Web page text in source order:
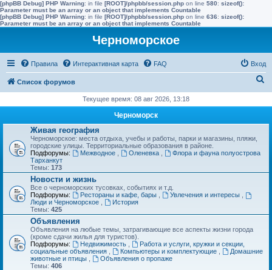
[phpBB Debug] PHP Warning: in file [ROOT]/phpbb/session.php on line 580: sizeof():
Parameter must be an array or an object that implements Countable
[phpBB Debug] PHP Warning: in file [ROOT]/phpbb/session.php on line 636: sizeof():
Parameter must be an array or an object that implements Countable
Черноморское
Правила Интерактивная карта FAQ Вход
Список форумов
с
Текущее время: 08 авг 2026, 13:18
Черноморск
Живая география
Черноморское: места отдыха, учебы и работы, парки и магазины, пляжи,
городские улицы. Территориальные образования в районе.
Подфорумы:
Межводное Оленевка
Флора и фауна полуострова
Тарханкут
Темы: 173
Новости и жизнь
Все о черноморских тусовках, событиях и т.д.
Подфорумы:
Рестораны и кафе, бары Увлечения и интересы
Люди и Черноморское
История
Темы: 425
Объявления
Объявления на любые темы, затрагивающие все аспекты жизни города
(кроме сдачи жилья для туристов).
Подфорумы:
Недвижимость
Работа и услуги, кружки и секции,
социальные объявления
Компьютеры и комплектующие
Домашние
животные и птицы
Объявления о пропаже
Темы: 406